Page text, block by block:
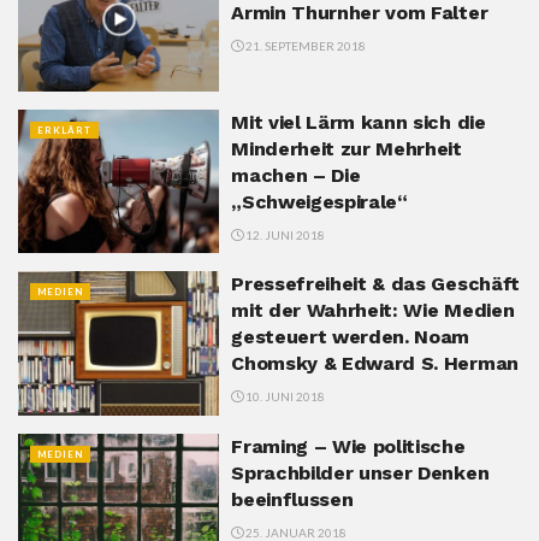
Armin Thurnher vom Falter
21. SEPTEMBER 2018
ERKLÄRT
Mit viel Lärm kann sich die
Minderheit zur Mehrheit
machen – Die
„Schweigespirale“
12. JUNI 2018
MEDIEN
Pressefreiheit & das Geschäft
mit der Wahrheit: Wie Medien
gesteuert werden. Noam
Chomsky & Edward S. Herman
10. JUNI 2018
MEDIEN
Framing – Wie politische
Sprachbilder unser Denken
beeinflussen
25. JANUAR 2018